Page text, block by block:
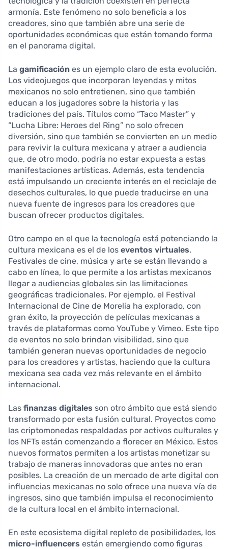
armonía. Este fenómeno no solo beneficia a los
creadores, sino que también abre una serie de
oportunidades económicas que están tomando forma
en el panorama digital.
La gamificación es un ejemplo claro de esta evolución.
Los videojuegos que incorporan leyendas y mitos
mexicanos no solo entretienen, sino que también
educan a los jugadores sobre la historia y las
tradiciones del país. Títulos como “Taco Master” y
“Lucha Libre: Heroes del Ring” no solo ofrecen
diversión, sino que también se convierten en un medio
para revivir la cultura mexicana y atraer a audiencia
que, de otro modo, podría no estar expuesta a estas
manifestaciones artísticas. Además, esta tendencia
está impulsando un creciente interés en el reciclaje de
desechos culturales, lo que puede traducirse en una
nueva fuente de ingresos para los creadores que
buscan ofrecer productos digitales.
Otro campo en el que la tecnología está potenciando la
cultura mexicana es el de los eventos virtuales.
Festivales de cine, música y arte se están llevando a
cabo en línea, lo que permite a los artistas mexicanos
llegar a audiencias globales sin las limitaciones
geográficas tradicionales. Por ejemplo, el Festival
Internacional de Cine de Morelia ha explorado, con
gran éxito, la proyección de películas mexicanas a
través de plataformas como YouTube y Vimeo. Este tipo
de eventos no solo brindan visibilidad, sino que
también generan nuevas oportunidades de negocio
para los creadores y artistas, haciendo que la cultura
mexicana sea cada vez más relevante en el ámbito
internacional.
Las finanzas digitales son otro ámbito que está siendo
transformado por esta fusión cultural. Proyectos como
las criptomonedas respaldadas por activos culturales y
los NFTs están comenzando a florecer en México. Estos
nuevos formatos permiten a los artistas monetizar su
trabajo de maneras innovadoras que antes no eran
posibles. La creación de un mercado de arte digital con
influencias mexicanas no solo ofrece una nueva vía de
ingresos, sino que también impulsa el reconocimiento
de la cultura local en el ámbito internacional.
En este ecosistema digital repleto de posibilidades, los
micro-influencers están emergiendo como figuras